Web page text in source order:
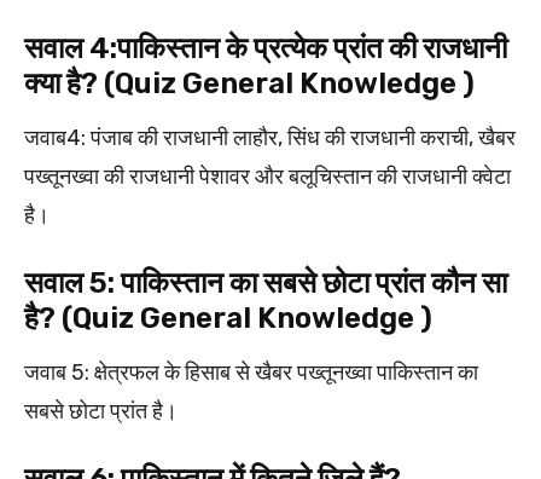
सवाल 4:पाकिस्तान के प्रत्येक प्रांत की राजधानी
क्या है? (Quiz General Knowledge )
जवाब4: पंजाब की राजधानी लाहौर, सिंध की राजधानी कराची, खैबर
पख्तूनख्वा की राजधानी पेशावर और बलूचिस्तान की राजधानी क्वेटा
है।
सवाल 5: पाकिस्तान का सबसे छोटा प्रांत कौन सा
है? (Quiz General Knowledge )
जवाब 5: क्षेत्रफल के हिसाब से खैबर पख्तूनख्वा पाकिस्तान का
सबसे छोटा प्रांत है।